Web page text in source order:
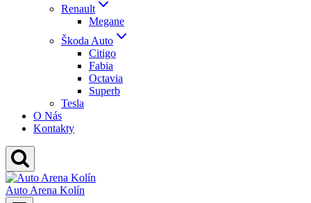
Renault
Megane
Škoda Auto
Citigo
Fabia
Octavia
Superb
Tesla
O Nás
Kontakty
Auto Arena Kolín